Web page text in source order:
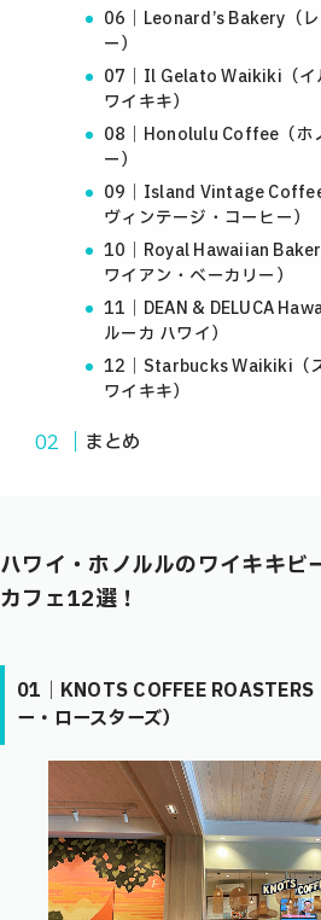
06｜Leonard’s Bakery（
ー）
07｜Il Gelato Waikiki（イ
ワイキキ）
08｜Honolulu Coffee（ホ
ー）
09｜Island Vintage Coffee
ヴィンテージ・コーヒー）
10｜Royal Hawaiian
ワイアン・ベーカリー）
11｜DEAN & DELUCA
ルーカ ハワイ）
12｜Starbucks Waikiki（
ワイキキ）
まとめ
ハワイ・ホノルルのワイキキビ
カフェ12選！
01｜KNOTS COFFEE ROASTERS
ー・ロースターズ）